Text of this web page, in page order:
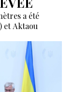
a été
et Aktaou